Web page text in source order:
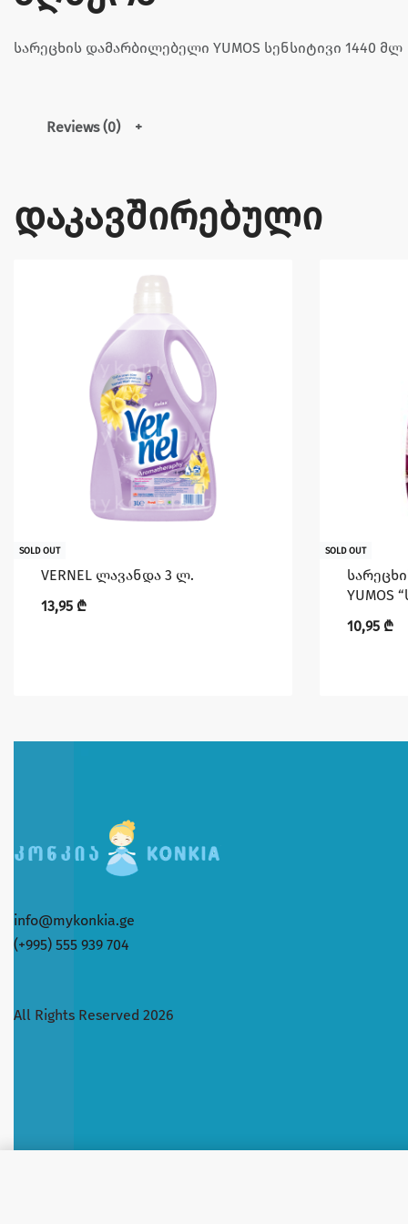
სარეცხის დამარბილებელი YUMOS სენსიტივი 1440 მლ
Reviews (0)
დაკავშირებული
SOLD OUT
VERNEL ლავანდა 3 ლ.
13,95 ₾
SOLD OUT
YUMOS
10,95 ₾
info@mykonkia.ge
(+995) 555 939 704
All Rights Reserved 2026